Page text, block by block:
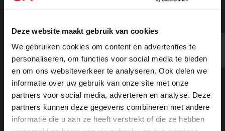
Deze website maakt gebruik van cookies
We gebruiken cookies om content en advertenties te
personaliseren, om functies voor social media te bieden
en om ons websiteverkeer te analyseren. Ook delen we
informatie over uw gebruik van onze site met onze
partners voor social media, adverteren en analyse. Deze
partners kunnen deze gegevens combineren met andere
informatie die u aan ze heeft verstrekt of die ze hebben
Kijk de uitzending hier
Beluister hem als podcast terug op Spotifyof in je
podcast app.